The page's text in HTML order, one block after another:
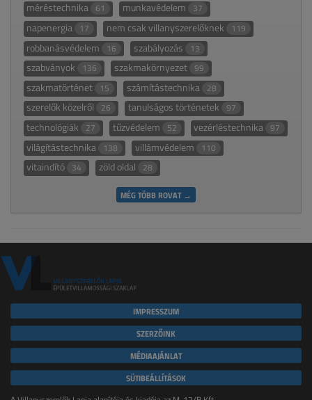
méréstechnika 61 munkavédelem 37
napenergia 17 nem csak villanyszerelőknek 119
robbanásvédelem 16 szabályozás 13
szabványok 136 szakmakörnyezet 99
szakmatörténet 15 számítástechnika 28
szerelők közelről 26 tanulságos történetek 97
technológiák 27 tűzvédelem 52 vezérléstechnika 97
világítástechnika 138 villámvédelem 110
vitaindító 34 zöld oldal 28
MÉG TÖBB ROVAT →
IMPRESSZUM
SZERZŐINK
MÉDIAAJÁNLAT
SÜTIBEÁLLÍTÁSOK